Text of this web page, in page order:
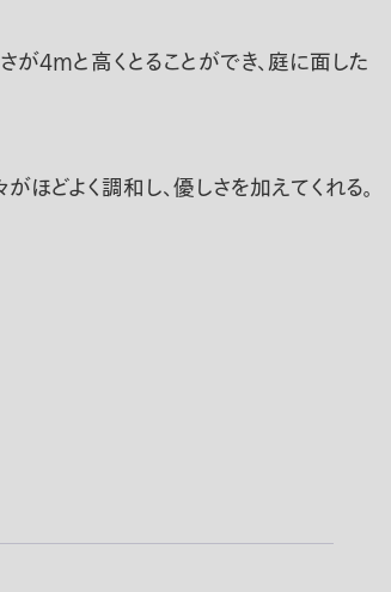
４mと高くとることができ、庭に面した
どよく調和し、優しさを加えてくれる。